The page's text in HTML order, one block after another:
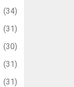
(34)
(31)
(30)
(31)
(31)